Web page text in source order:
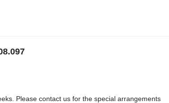
Please contact us for the special arrangements